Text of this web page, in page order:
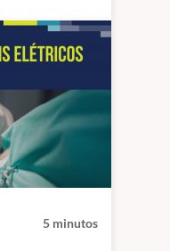
5 minutos